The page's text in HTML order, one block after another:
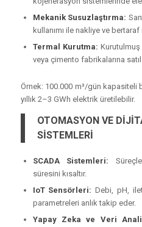
Mekanik Susuzlaştırma:
kullanımı ile nakliye ve bertaraf
Termal Kurutma: Kurutulmuş
veya çimento fabrikalarına
Örnek:100.000 m³/gün kapasiteli
yıllık 2–3 GWh elektrik üretilebilir.
OTOMASYON VE
SİSTEMLERİ
SCADA Sistemleri:
süresini kısaltır.
IoT Sensörleri: Debi, pH,
parametreleri anlık takip eder.
Yapay Zeka ve Veri